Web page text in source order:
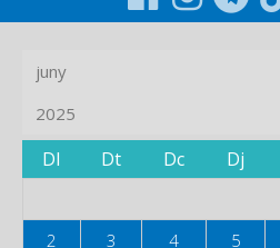
Dl Dt Dc Dj
2
3 4 5